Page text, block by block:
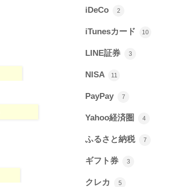
iDeCo 2
iTunesカード 10
LINE証券 3
NISA 11
PayPay 7
Yahoo経済圏 4
ふるさと納税 7
ギフト券 3
クレカ 5